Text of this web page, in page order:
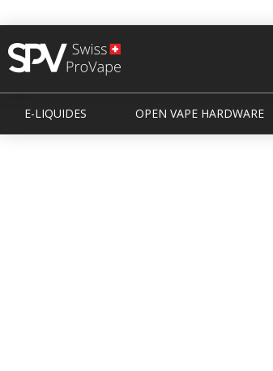
E-LIQUIDES OPEN VAPE HARDWARE